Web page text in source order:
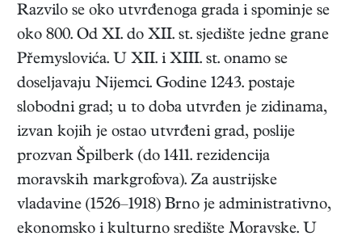
Razvilo se oko utvrđenoga grada i spominje se
oko 800. Od XI. do XII. st. sjedište jedne grane
Přemyslovića. U XII. i XIII. st. onamo se
doseljavaju Nijemci. Godine 1243. postaje
slobodni grad; u to doba utvrđen je zidinama,
izvan kojih je ostao utvrđeni grad, poslije
prozvan Špilberk (do 1411. rezidencija
moravskih markgrofova). Za austrijske
vladavine (1526–1918) Brno je administrativno,
ekonomsko i kulturno središte Moravske. U